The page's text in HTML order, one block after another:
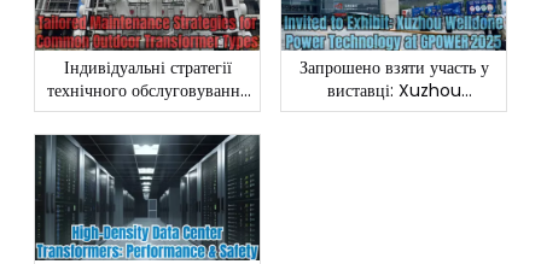
Індивідуальні стратегії
технічного обслуговування
для поширених типів
трансформаторів зовнішньої
установки
Запрошено взяти участь у
виставці: Xuzhou
Welldone Power